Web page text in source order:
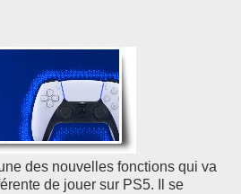
des nouvelles fonctions qui va
de jouer sur PS5. Il se